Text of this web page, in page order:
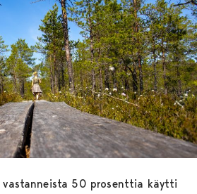
vastanneista 50 prosenttia käytti